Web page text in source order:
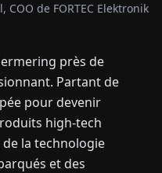
de FORTEC Elektronik
près de
Partant de
pour devenir
high-tech
la technologie
et des